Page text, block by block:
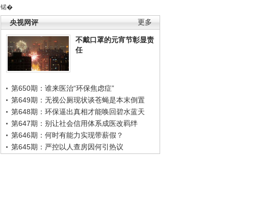
锘�
更多
央视网评
不戴口罩的元宵节彰显责
任
第650期：谁来医治“环保焦虑症”
第649期：无视公厕现状谈苍蝇是本末倒置
第648期：环保逼出真相才能唤回碧水蓝天
第647期：别让社会信用体系成医改羁绊
第646期：何时有能力实现带薪假？
第645期：严控以人查房因何引热议